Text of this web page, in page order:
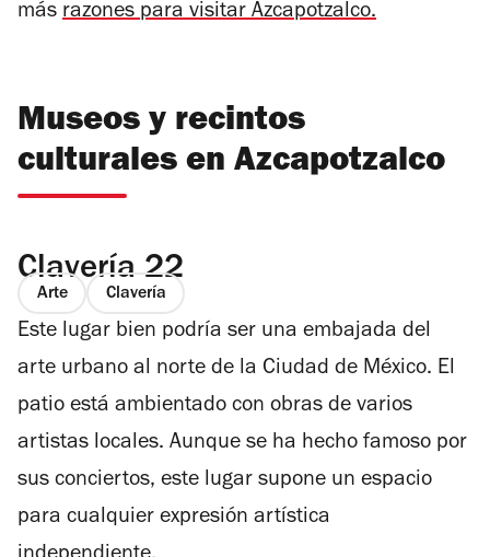
más razones para visitar Azcapotzalco.
Museos y recintos
culturales en Azcapotzalco
Clavería 22
Arte Clavería
Este lugar bien podría ser una embajada del
arte urbano al norte de la Ciudad de México. El
patio está ambientado con obras de varios
artistas locales. Aunque se ha hecho famoso por
sus conciertos, este lugar supone un espacio
para cualquier expresión artística